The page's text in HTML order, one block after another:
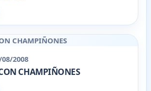
2008
CHAMPIÑONES